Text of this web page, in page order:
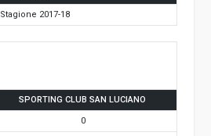
Stagione 2017-18
SPORTING CLUB SAN LUCIANO
0